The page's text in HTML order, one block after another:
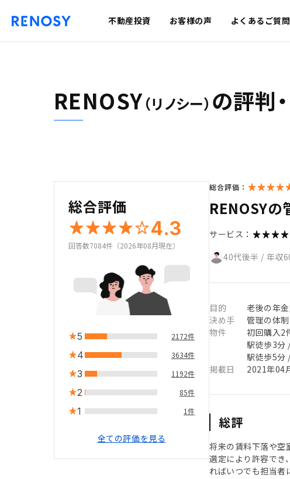
不動産投資 お客様の声 よくあるご質問
RENOSY（リノシー） の評判
総合評価
4.3
回答数7084件（2026年08月現在）
5 2172件
4 3634件
3 1192件
2 85件
1 1件
全ての評価を見る
総合評価：
RENOSY
サービス：
40代後半 / 年収
目的
老後の年
決め手
管理の体
物件
初回購入2
駅徒歩3分
駅徒歩5分
掲載日
2021年04
総評
将来の賃料下落や空
選定により許容でき
ればいつでも担当者